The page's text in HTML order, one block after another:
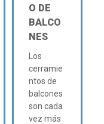
O DE
BALCO
NES
Los
cerramie
ntos de
balcones
son cada
vez más